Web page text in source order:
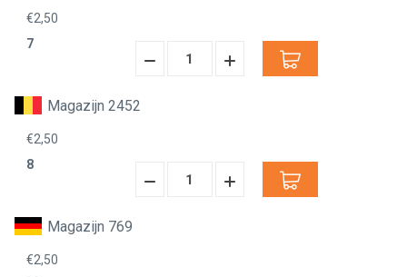
€2,50
7
Hoeveelheid
Hoeveelheid
Magazijn 2452
€2,50
8
Hoeveelheid
Hoeveelheid
Magazijn 769
€2,50